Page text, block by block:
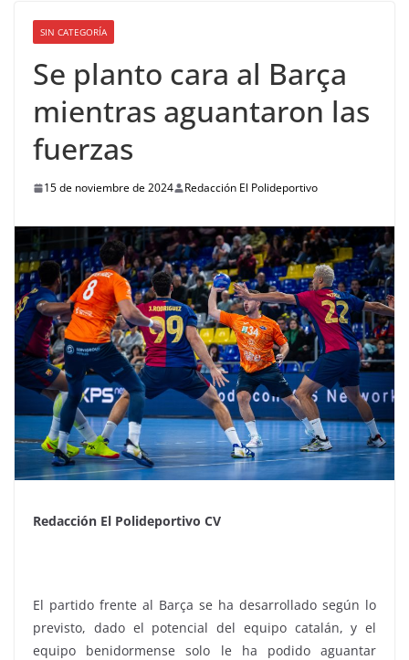
SIN CATEGORÍA
Se planto cara al Barça
mientras aguantaron las
fuerzas
15 de noviembre de 2024 Redacción El Polideportivo
Redacción El Polideportivo CV
El partido frente al Barça se ha desarrollado según lo
previsto, dado el potencial del equipo catalán, y el
equipo benidormense solo le ha podido aguantar